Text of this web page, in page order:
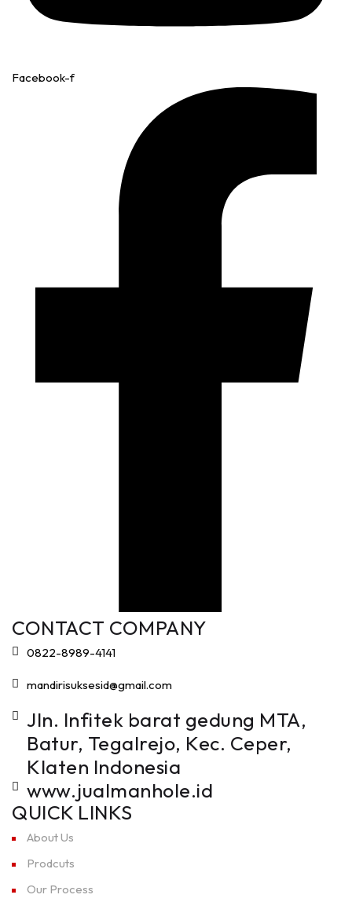
Facebook-f
CONTACT COMPANY
0822-8989-4141
mandirisuksesid@gmail.com
Jln. Infitek barat gedung MTA,
Batur, Tegalrejo, Kec. Ceper,
Klaten Indonesia
www.jualmanhole.id
QUICK LINKS
About Us
Prodcuts
Our Process